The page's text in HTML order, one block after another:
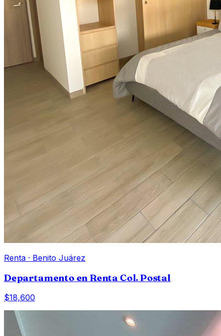
Renta · Benito Juárez
Departamento en Renta Col. Postal
$18,600